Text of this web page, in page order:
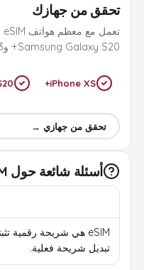
تحقق من جهازك
Samsung Galaxy S20+ وGoogle Pixel 3+.
iPhone XS+
تحقق من جهازي →
أسئلة شائعة حول eSIM
تبديل شريحة فعلية.